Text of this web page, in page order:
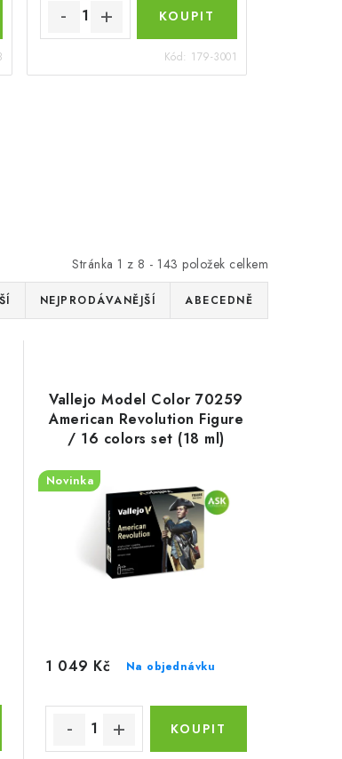
Kód: 179-3001
Stránka 1 z 8 - 143 položek celkem
NEJPRODÁVANĚJŠÍ ABECEDNĚ
Vallejo Model Color 70259
American Revolution Figure
/ 16 colors set (18 ml)
Novinka
Na objednávku
1 049 Kč